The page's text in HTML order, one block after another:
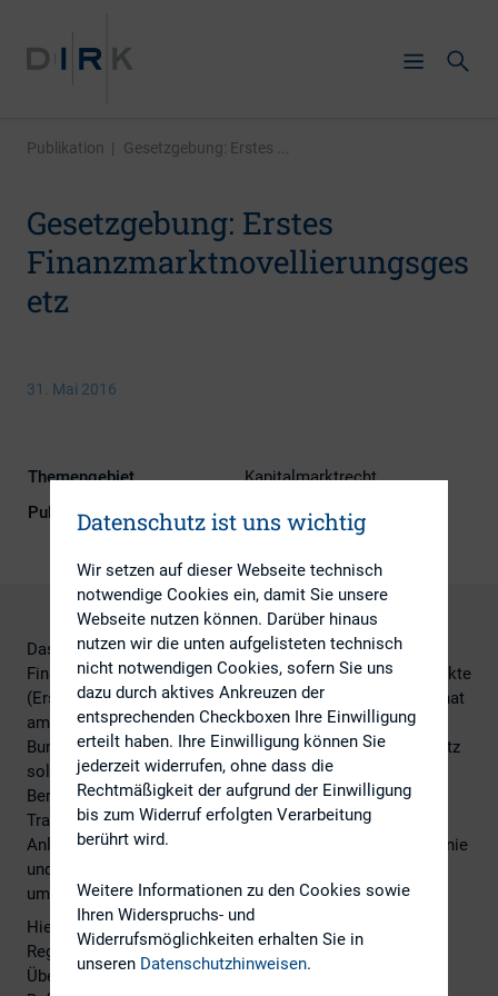
Publikation | Gesetzgebung: Erstes ...
Gesetzgebung: Erstes
Finanzmarktnovellierungsges
etz
31. Mai 2016
Themengebiet
Kapitalmarktrecht
Publikationsform
Externe Publikationen
Das Erste Gesetz zur Novellierung von
Finanzmarktvorschriften auf Grund europäischer Rechtsakte
(Erstes Finanzmarktnovellierungsgesetz – 1. FiMaNoG) hat
am 13.5.2016 den Bundesrat passiert und wird jetzt dem
Bundespräsidenten zur Ausfertigung vorgelegt. Das Gesetz
soll europäische Neuregelungen in verschiedenen
Bereichen des Kapitalmarktrechts zur Verbesserung der
Transparenz und Integrität der Märkte und des
Anlegerschutzes (insbesondere Marktmissbrauchsrichtlinie
und Marktmissbrauchsverordnung) in deutsches Recht
umsetzen bzw. dort verankern.
Hierzu gehören unter anderem die Anpassung von
Regulierungsvorschriften und die Verbesserung der
Überwachung von Marktmissbrauch, die Stärkung von
Datenschutz ist uns wichtig
Wir setzen auf dieser Webseite technisch
notwendige Cookies ein, damit Sie unsere
Webseite nutzen können. Darüber hinaus
nutzen wir die unten aufgelisteten technisch
nicht notwendigen Cookies, sofern Sie uns
dazu durch aktives Ankreuzen der
entsprechenden Checkboxen Ihre Einwilligung
erteilt haben. Ihre Einwilligung können Sie
jederzeit widerrufen, ohne dass die
Rechtmäßigkeit der aufgrund der Einwilligung
bis zum Widerruf erfolgten Verarbeitung
berührt wird.
Weitere Informationen zu den Cookies sowie
Ihren Widerspruchs- und
Widerrufsmöglichkeiten erhalten Sie in
unseren Datenschutzhinweisen.